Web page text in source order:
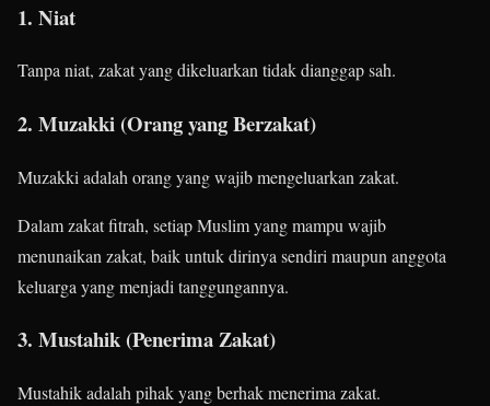
1. Niat
Tanpa niat, zakat yang dikeluarkan tidak dianggap sah.
2. Muzakki (Orang yang Berzakat)
Muzakki adalah orang yang wajib mengeluarkan zakat.
Dalam zakat fitrah, setiap Muslim yang mampu wajib
menunaikan zakat, baik untuk dirinya sendiri maupun anggota
keluarga yang menjadi tanggungannya.
3. Mustahik (Penerima Zakat)
Mustahik adalah pihak yang berhak menerima zakat.